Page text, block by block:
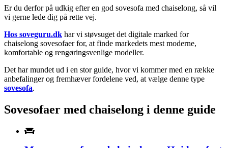
Er du derfor på udkig efter en god sovesofa med chaiselong, så vil
vi gerne lede dig på rette vej.
Hos soveguru.dk har vi støvsuget det digitale marked for
chaiselong sovesofaer for, at finde markedets mest moderne,
komfortable og rengøringsvenlige modeller.
Det har mundet ud i en stor guide, hvor vi kommer med en række
anbefalinger og fremhæver fordelene ved, at vælge denne type
sovesofa.
Sovesofaer med chaiselong i denne guide